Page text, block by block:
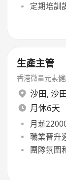
定期培訓
生產主管
香港微量元素
沙田, 沙
月休6天
月薪
職業晉升
團隊氛圍